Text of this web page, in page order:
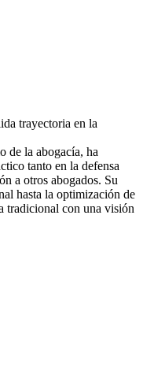
trayectoria en la
de la abogacía, ha
tanto en la defensa
a otros abogados. Su
hasta la optimización de
tradicional con una visión